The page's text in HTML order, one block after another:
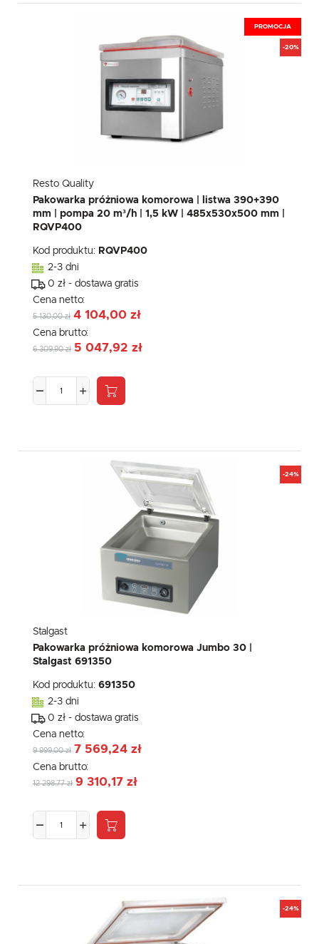
PROMOCJA
-20%
Resto Quality
Pakowarka próżniowa komorowa | listwa 390+390
mm | pompa 20 m³/h | 1,5 kW | 485x530x500 mm |
RQVP400
Kod produktu: RQVP400
2-3 dni
0 zł - dostawa gratis
Cena netto:
5 130,00 zł 4 104,00 zł
Cena brutto:
6 309,90 zł 5 047,92 zł
-24%
Stalgast
Pakowarka próżniowa komorowa Jumbo 30 |
Stalgast 691350
Kod produktu: 691350
2-3 dni
0 zł - dostawa gratis
Cena netto:
9 999,00 zł 7 569,24 zł
Cena brutto:
12 298,77 zł 9 310,17 zł
-24%